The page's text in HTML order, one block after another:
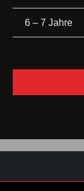
6 – 7 Jahre